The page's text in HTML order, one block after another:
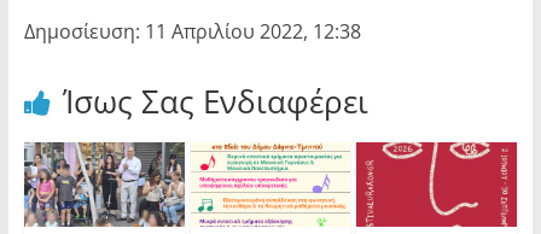
Δημοσίευση: 11 Απριλίου 2022, 12:38
Ίσως Σας Ενδιαφέρει